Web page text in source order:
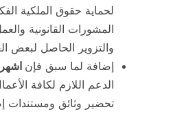
لحماية حقوق الملكية
المشورات القانونية
والتزوير الحاصل لبعض
إضافة لما سبق فإن
الدعم اللازم لكافة
تحضير وثائق ومستندات